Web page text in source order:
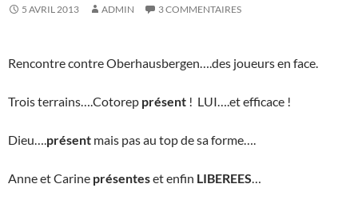
5 AVRIL 2013 ADMIN 3 COMMENTAIRES
Rencontre contre Oberhausbergen….des joueurs en face.
Trois terrains….Cotorep présent ! LUI….et efficace !
Dieu….présent mais pas au top de sa forme….
Anne et Carine présenteset enfin LIBEREES…